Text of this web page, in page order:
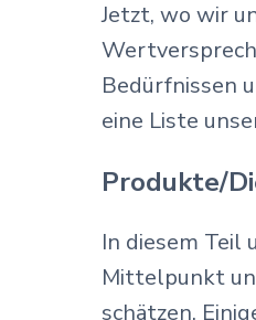
Jetzt, wo wir
Bedürfnissen
eine Liste
Produkte/
In diesem Teil
Mittelpunkt
schätzen.